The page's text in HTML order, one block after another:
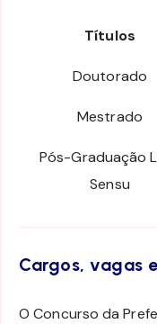
Títulos
Doutorado
Mestrado
Pós-Graduação
Sensu
Cargos, vagas
O Concurso da